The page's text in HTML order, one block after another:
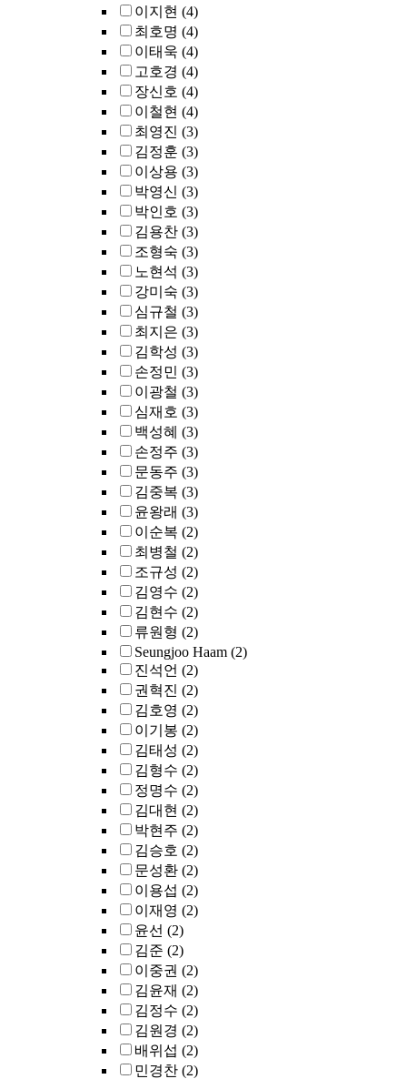
이지현 (4)
최호명 (4)
이태욱 (4)
고호경 (4)
장신호 (4)
이철현 (4)
최영진 (3)
김정훈 (3)
이상용 (3)
박영신 (3)
박인호 (3)
김용찬 (3)
조형숙 (3)
노현석 (3)
강미숙 (3)
심규철 (3)
최지은 (3)
김학성 (3)
손정민 (3)
이광철 (3)
심재호 (3)
백성혜 (3)
손정주 (3)
문동주 (3)
김중복 (3)
윤왕래 (3)
이순복 (2)
최병철 (2)
조규성 (2)
김영수 (2)
김현수 (2)
류원형 (2)
Seungjoo Haam (2)
진석언 (2)
권혁진 (2)
김호영 (2)
이기봉 (2)
김태성 (2)
김형수 (2)
정명수 (2)
김대현 (2)
박현주 (2)
김승호 (2)
문성환 (2)
이용섭 (2)
이재영 (2)
윤선 (2)
김준 (2)
이중권 (2)
김윤재 (2)
김정수 (2)
김원경 (2)
배위섭 (2)
민경찬 (2)